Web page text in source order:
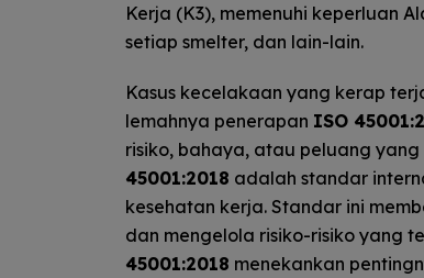
Kerja (K3), memenuhi keperluan
setiap smelter, dan lain-lain.
Kasus kecelakaan yang kerap
lemahnya penerapan ISO
risiko, bahaya, atau peluang
45001:2018 adalah standar
kesehatan kerja. Standar ini
dan mengelola risiko-risiko yang
45001:2018 menekankan